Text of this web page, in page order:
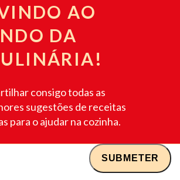
AO
DA
consigo todas as
sugestões de receitas
para o ajudar na cozinha.